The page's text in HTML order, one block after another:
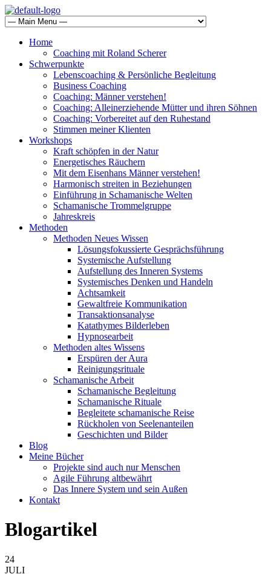
Home
Coaching mit Roland Scherer
Schwerpunkte
Lebenscoaching & Persönliche Begleitung
Business Coaching
Coaching: Männer verstehen!
Coaching: Alleinerziehende Mütter und ihren Söhnen
Coaching: Vorbereitet auf den Ruhestand
Stimmen meiner Klienten
Workshops
Kraft schöpfen in der Natur
Energetisches Räuchern
Mit dem Eisenhans Männer verstehen!
Harmonisch streiten in Beziehungen
Einführung in Schamanische Welten
Schamanische Trommelgruppe
Jahreskreis
Methoden
Methoden Neues Wissen
Lösungsfokussierte Gesprächsführung
Systemische Aufstellung
Aufstellung des Inneren Systems
Systemisches Denken und Handeln
Achtsamkeit
Gewaltfreie Kommunikation
Transaktionsanalyse
Katathymes Bilderleben
Hypnosearbeit
Methoden altes Wissens
Erspüren der Aura
Reinigungsrituale
Schamanische Arbeit
Schamanische Begleitung
Schamanische Rituale
Begleitete schamanische Reise
Rückholen von Seelenanteilen
Geschichten und Bilder
Blog
Meine Bücher
Projekte sind auch nur Menschen
Agile Führung altbewährt
Das Innere System und sein Außen
Kontakt
Blogartikel
24
JULI